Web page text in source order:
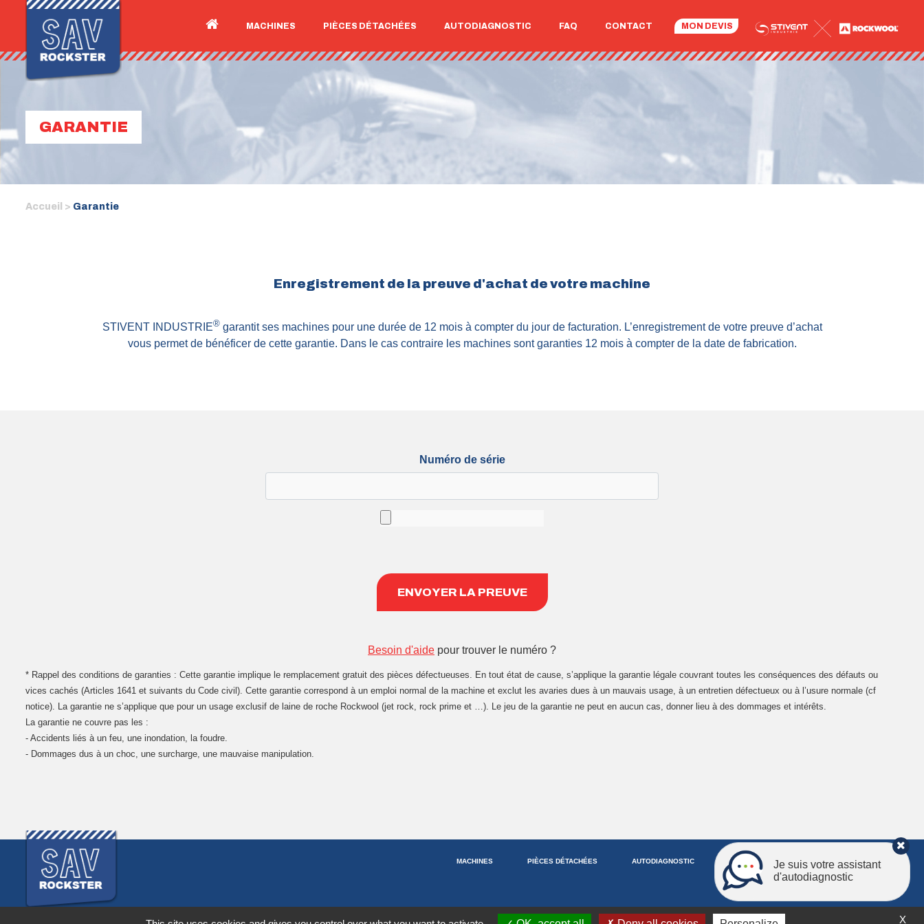
MACHINES PIÈCES DÉTACHÉES AUTODIAGNOSTIC FAQ CONTACT MON DEVIS
GARANTIE
Accueil > Garantie
Enregistrement de la preuve d'achat de votre machine
STIVENT INDUSTRIE®garantit ses machines pour une durée de 12 mois à compter du jour de facturation. L’enregistrement de votre preuve d’achat
vous permet de bénéficer de cette garantie. Dans le cas contraire les machines sont garanties 12 mois à compter de la date de fabrication.
Numéro de série
ENVOYER LA PREUVE
Besoin d'aide pour trouver le numéro ?
* Rappel des conditions de garanties : Cette garantie implique le remplacement gratuit des pièces défectueuses. En tout état de cause, s’applique la garantie légale couvrant toutes les conséquences des défauts ou
vices cachés (Articles 1641 et suivants du Code civil). Cette garantie correspond à un emploi normal de la machine et exclut les avaries dues à un mauvais usage, à un entretien défectueux ou à l’usure normale (cf
notice). La garantie ne s’applique que pour un usage exclusif de laine de roche Rockwool (jet rock, rock prime et …). Le jeu de la garantie ne peut en aucun cas, donner lieu à des dommages et intérêts.
La garantie ne couvre pas les :
- Accidents liés à un feu, une inondation, la foudre.
- Dommages dus à un choc, une surcharge, une mauvaise manipulation.
MACHINES PIÈCES DÉTACHÉES AUTODIAGNOSTIC FAQ CONTACT MON DEVIS
Je suis votre assistant
d'autodiagnostic
X